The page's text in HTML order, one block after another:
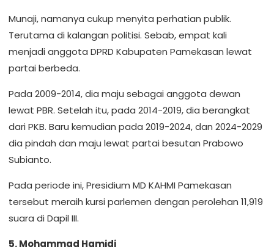
Munaji, namanya cukup menyita perhatian publik.
Terutama di kalangan politisi. Sebab, empat kali
menjadi anggota DPRD Kabupaten Pamekasan lewat
partai berbeda.
Pada 2009-2014, dia maju sebagai anggota dewan
lewat PBR. Setelah itu, pada 2014-2019, dia berangkat
dari PKB. Baru kemudian pada 2019-2024, dan 2024-2029
dia pindah dan maju lewat partai besutan Prabowo
Subianto.
Pada periode ini, Presidium MD KAHMI Pamekasan
tersebut meraih kursi parlemen dengan perolehan 11,919
suara di Dapil III.
5. Mohammad Hamidi